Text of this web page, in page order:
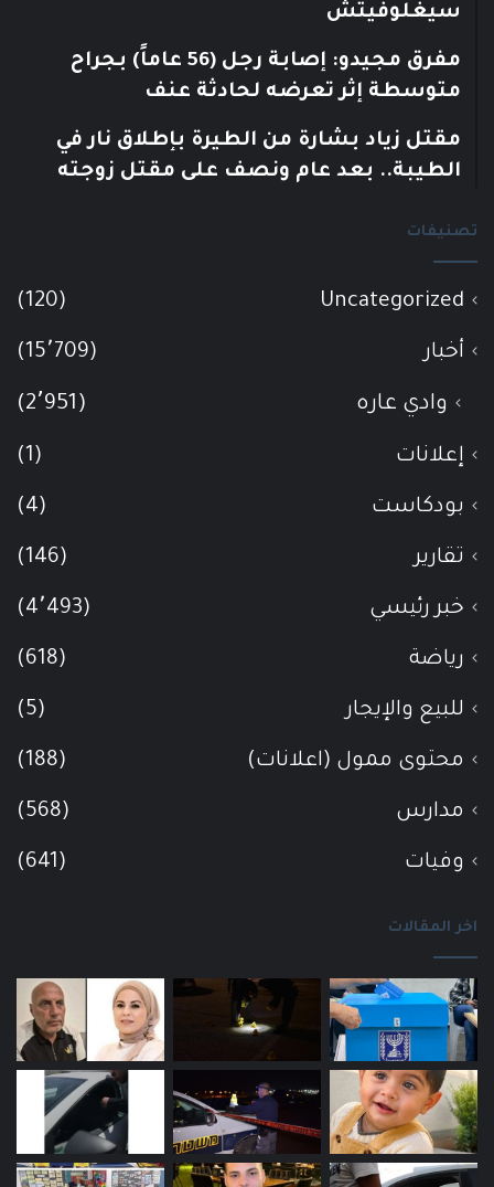
سيغلوفيتش
مفرق مجيدو: إصابة رجل (56 عاماً) بجراح
متوسطة إثر تعرضه لحادثة عنف
مقتل زياد بشارة من الطيرة بإطلاق نار في
الطيبة.. بعد عام ونصف على مقتل زوجته
تصنيفات
Uncategorized
(120)
أخبار (15٬709)
وادي عاره (2٬951)
إعلانات (1)
بودكاست (4)
تقارير (146)
خبر رئيسي (4٬493)
رياضة (618)
للبيع والإيجار (5)
محتوى ممول (اعلانات) (188)
مدارس (568)
وفيات (641)
اخر المقالات